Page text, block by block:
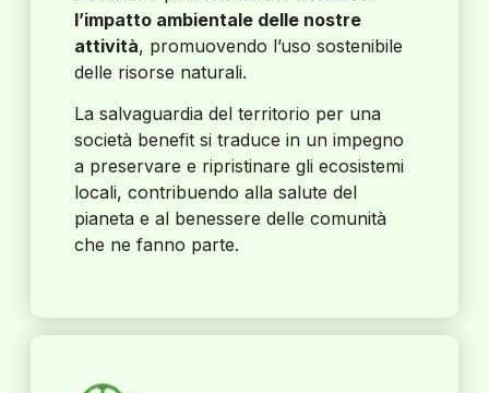
l’impatto ambientale delle nostre
attività, promuovendo l’uso sostenibile
delle risorse naturali.
La salvaguardia del territorio per una
società benefit si traduce in un impegno
a preservare e ripristinare gli ecosistemi
locali, contribuendo alla salute del
pianeta e al benessere delle comunità
che ne fanno parte.